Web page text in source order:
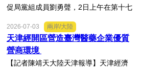
促局黨組成員劉勇聲，2日上午在第十七
屆津台投資合作洽談會新聞發佈會上回
答記者提問關於天津在產業發展方面有
哪些突出優勢，目前台資企業在天津的
融合情況，未來還有哪些...
2026-07-03 兩岸/大陸
天津經開區營造臺灣醫藥企業優質
營商環境
【記者陳靖天大陸天津報導】天津經濟